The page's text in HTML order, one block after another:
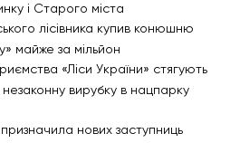
і Старого міста
лісівника купив конюшню
майже за мільйон
«Ліси України» стягують
вирубку в нацпарку
нових заступниць